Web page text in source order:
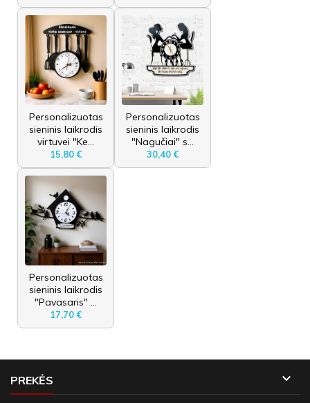
Personalizuotas
sieninis laikrodis
virtuvei "Ke...
15,80 €
Personalizuotas
sieninis laikrodis
"Nagučiai" s...
30,40 €
Personalizuotas
sieninis laikrodis
"Pavasaris" ...
17,70 €
PREKĖS 